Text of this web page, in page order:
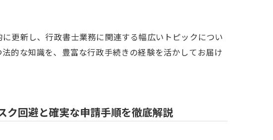
更新し、行政書士業務に関連する幅広いトピックについ
的な知識を、豊富な行政手続きの経験を活かしてお届け
ク回避と確実な申請手順を徹底解説